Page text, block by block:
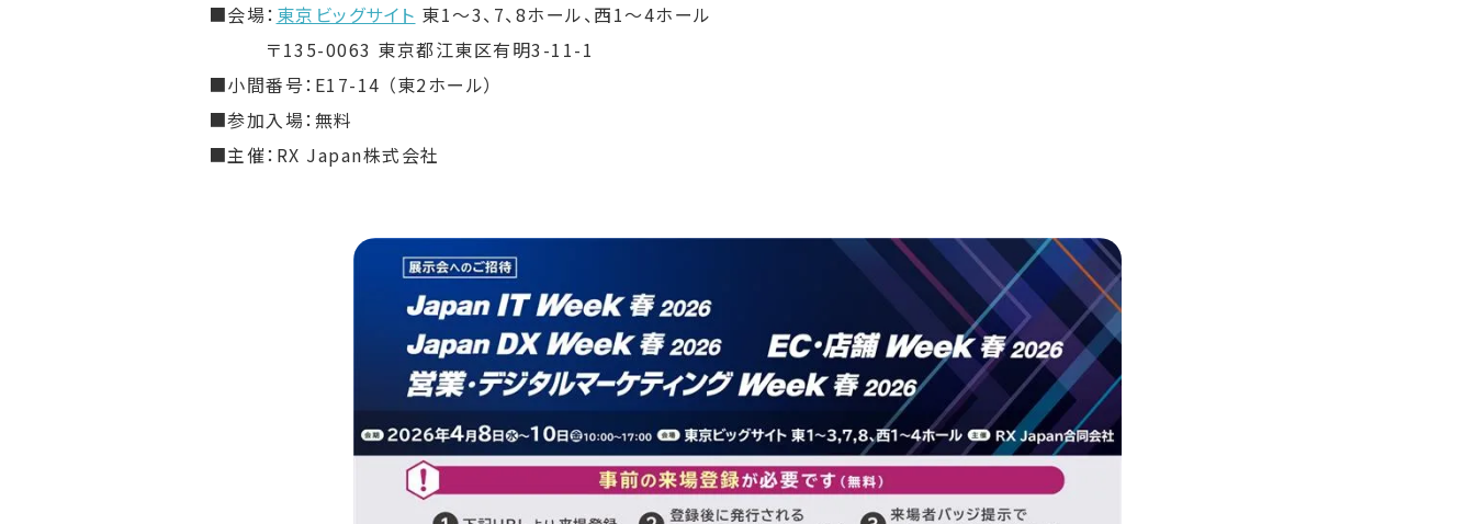
■会場： 東京ビッグサイト 東1～3、7、8ホール、西1～4ホール
〒135-0063 東京都江東区有明3-11-1
■小間番号：E17-14 （東2ホール）
■参加入場：無料
■主催：RX Japan株式会社